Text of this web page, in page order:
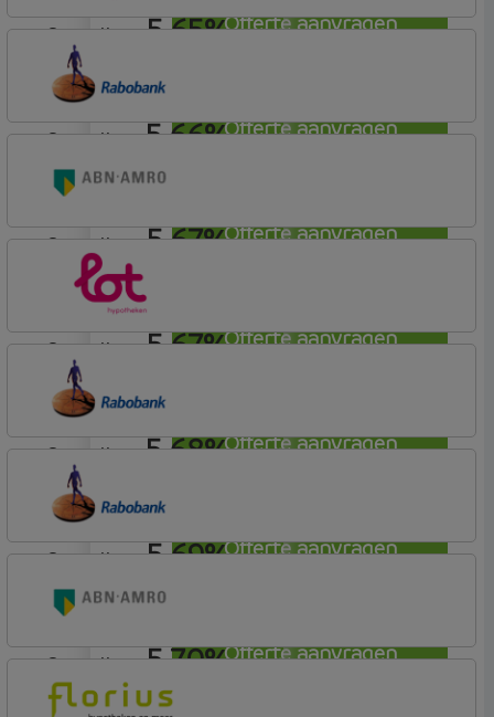
Offerte aanvragen
5,65%
Offerte aanvragen
aflosvrij
5,66%
Offerte aanvragen
Lot Hypotheken
aflosvrij
5,67%
Offerte aanvragen
Basisvoorwaarden (incl korting)
aflosvrij
5,67%
Offerte aanvragen
ABN AMRO Bank
Budget
aflosvrij
5,68%
Offerte aanvragen
Lot Hypotheken
aflosvrij
5,69%
Offerte aanvragen
Rabobank Spaarbank
Plusvoorwaarden (Incl. Korting)
aflosvrij
5,70%
Plusvoorwaarden (Incl. Korting)
aflosvrij
ABN AMRO Bank
Woning (Incl. Korting)